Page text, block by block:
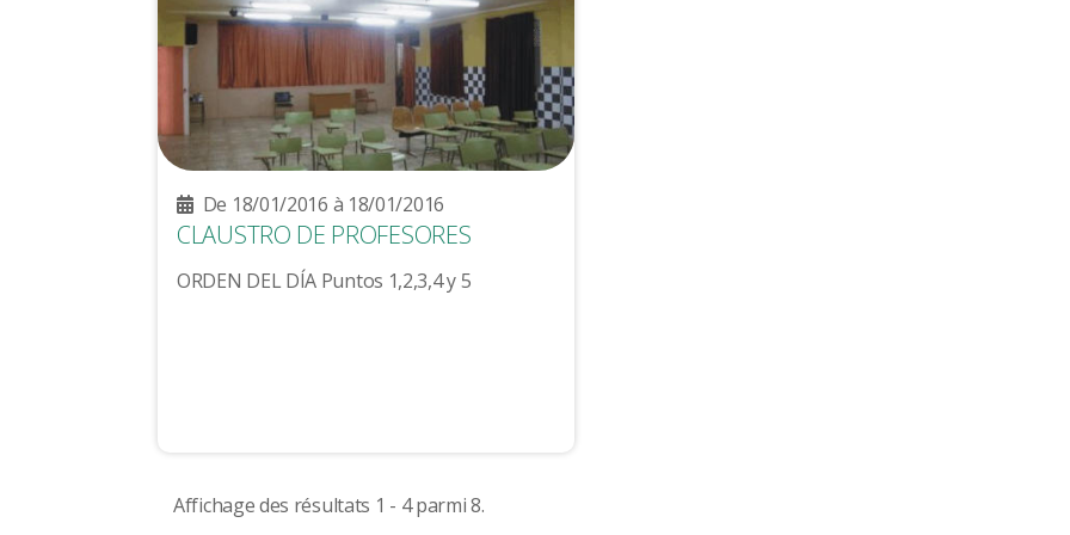
De 18/01/2016 à 18/01/2016
CLAUSTRO DE PROFESORES
ORDEN DEL DÍA Puntos 1,2,3,4 y 5
Affichage des résultats 1 - 4 parmi 8.